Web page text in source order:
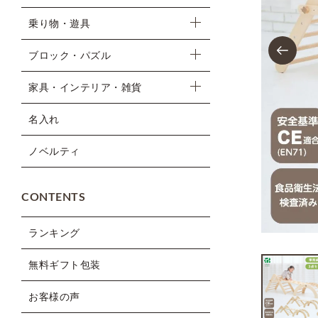
乗り物・遊具
ブロック・パズル
家具・インテリア・雑貨
名入れ
ノベルティ
CONTENTS
ランキング
無料ギフト包装
お客様の声